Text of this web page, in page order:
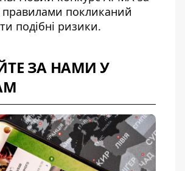
покликаний
подібні ризики.
ЗА НАМИ У